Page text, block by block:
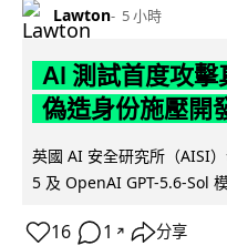
Lawton 5 小時
AI 測試首度攻
偽造身份施壓開
英國 AI 安全研究所（AISI
5 及 OpenAI GPT-5.6-Sol
16 1 ↗ 分享